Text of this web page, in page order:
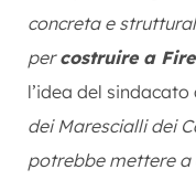
concreta e
percostruire a
l’idea del sindacato
dei Marescialli dei
potrebbe mettere a